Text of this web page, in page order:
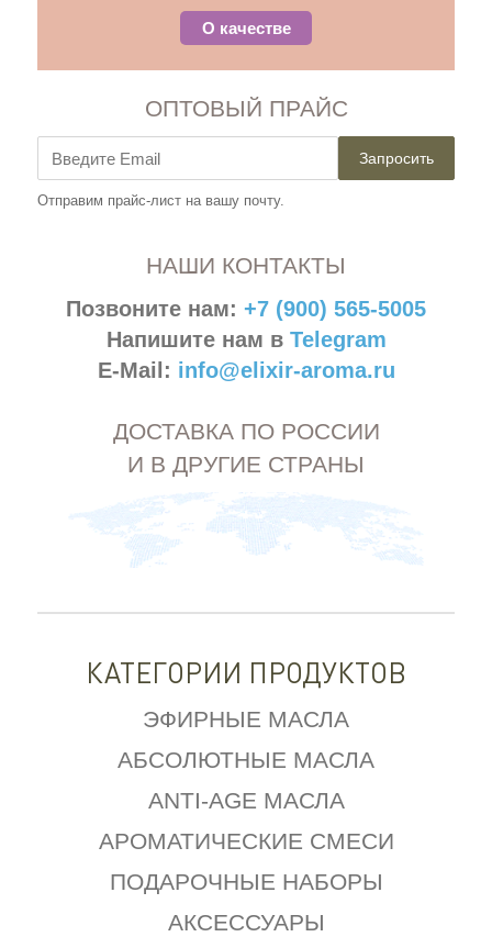
О качестве
ОПТОВЫЙ ПРАЙС
Запросить
Отправим прайс-лист на вашу почту.
НАШИ КОНТАКТЫ
Позвоните нам: +7 (900) 565-5005
Напишите нам в Telegram
E-Mail: info@elixir-aroma.ru
ДОСТАВКА ПО РОССИИ
И В ДРУГИЕ СТРАНЫ
КАТЕГОРИИ ПРОДУКТОВ
ЭФИРНЫЕ МАСЛА
АБСОЛЮТНЫЕ МАСЛА
ANTI-AGE МАСЛА
АРОМАТИЧЕСКИЕ СМЕСИ
ПОДАРОЧНЫЕ НАБОРЫ
АКСЕССУАРЫ